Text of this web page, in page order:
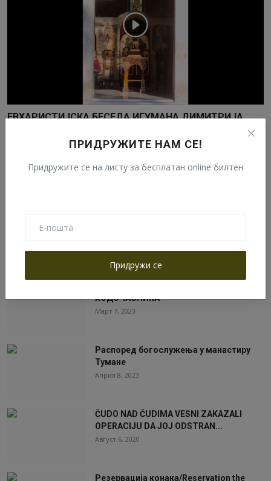
ПРИДРУЖИТЕ НАМ СЕ!
Придружите се на листу за бесплатан online билтен
Придружи се
ЕВХАРИСТИЈСКА БЕСЕДА ИГУМАНА ДИМИТРИЈА
ХОДОЧАСНИКА
Март 7, 2023
Распоред богослужења у манастиру
Тумане
Април 8, 2023
ČUDO NAD ČUDIMA VESNI ZAKAZALI
OPERACIJU DA JOJ ODSTRAN...
Август 6, 2020
Резервација конака/Reservation the